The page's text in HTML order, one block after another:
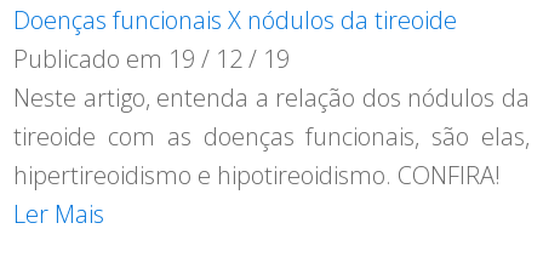
Doenças funcionais X nódulos da tireoide
Publicado em 19 / 12 / 19
Neste artigo, entenda a relação dos nódulos da
tireoide com as doenças funcionais, são elas,
hipertireoidismo e hipotireoidismo. CONFIRA!
Ler Mais